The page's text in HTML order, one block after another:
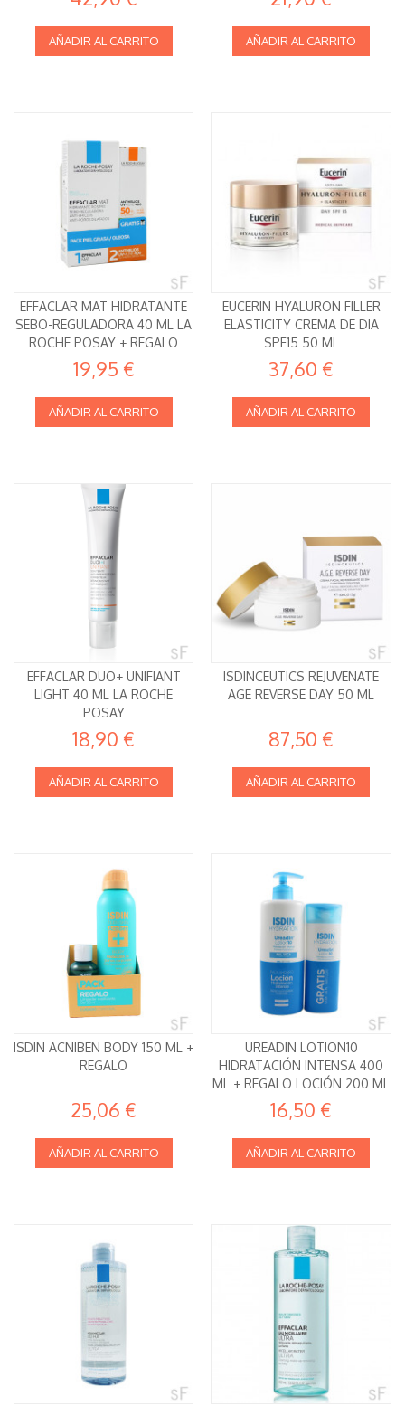
AÑADIR AL CARRITO AÑADIR AL CARRITO
EFFACLAR MAT HIDRATANTE
SEBO-REGULADORA 40 ML LA
ROCHE POSAY + REGALO
19,95 €
AÑADIR AL CARRITO
EUCERIN HYALURON FILLER
ELASTICITY CREMA DE DIA
SPF15 50 ML
37,60 €
AÑADIR AL CARRITO
EFFACLAR DUO+ UNIFIANT
LIGHT 40 ML LA ROCHE
POSAY
18,90 €
AÑADIR AL CARRITO
ISDINCEUTICS REJUVENATE
AGE REVERSE DAY 50 ML
87,50 €
AÑADIR AL CARRITO
ISDIN ACNIBEN BODY 150 ML +
REGALO
25,06 €
AÑADIR AL CARRITO
UREADIN LOTION10
HIDRATACIÓN INTENSA 400
ML + REGALO LOCIÓN 200 ML
ISDIN
16,50 €
AÑADIR AL CARRITO